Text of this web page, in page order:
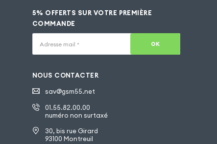
5% OFFERTS SUR VOTRE PREMIÈRE
COMMANDE
Adresse mail * OK
NOUS CONTACTER
sav@gsm55.net
01.55.82.00.00
numéro non surtaxé
30, bis rue Girard
93100 Montreuil